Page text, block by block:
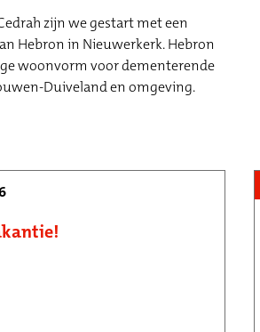
zijn we gestart met een
Hebron in Nieuwerkerk. Hebron
woonvorm voor dementerende
Duiveland en omgeving.